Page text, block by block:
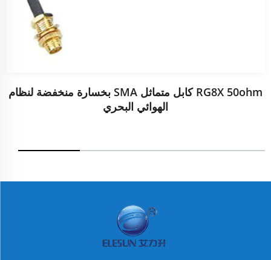
RG8X 50ohm كابل متماثل SMA بخسارة منخفضة لنظام
الهوائي البحري